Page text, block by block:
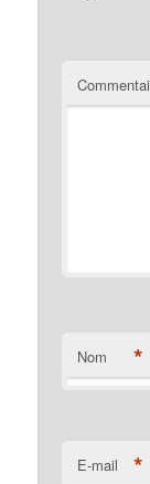
Nom *
E-mail *